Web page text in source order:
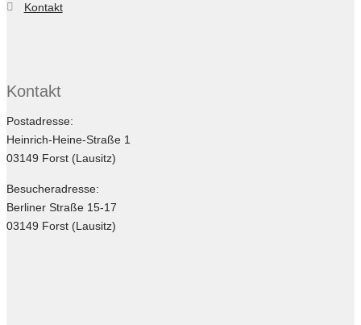
Kontakt
Kontakt
Postadresse:
Heinrich-Heine-Straße 1
03149 Forst (Lausitz)
Besucheradresse:
Berliner Straße 15-17
03149 Forst (Lausitz)